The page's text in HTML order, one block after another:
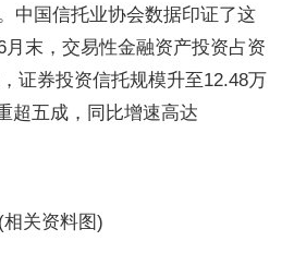
中国信托业协会数据印证了这
末，交易性金融资产投资占资
证券投资信托规模升至12.48万
超五成，同比增速高达
(相关资料图)